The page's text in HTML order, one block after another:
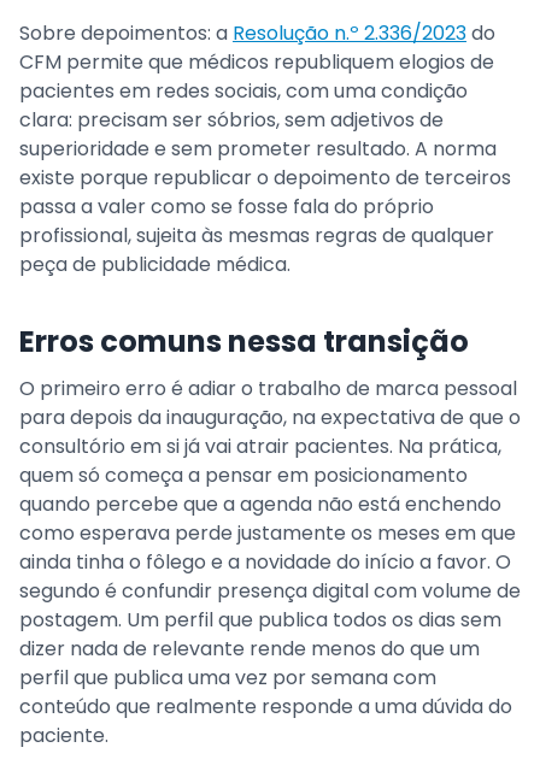
Sobre depoimentos: a Resolução n.º 2.336/2023do
CFM permite que médicos republiquem elogios de
pacientes em redes sociais, com uma condição
clara: precisam ser sóbrios, sem adjetivos de
superioridade e sem prometer resultado. A norma
existe porque republicar o depoimento de terceiros
passa a valer como se fosse fala do próprio
profissional, sujeita às mesmas regras de qualquer
peça de publicidade médica.
Erros comuns nessa transição
O primeiro erro é adiar o trabalho de marca pessoal
para depois da inauguração, na expectativa de que o
consultório em si já vai atrair pacientes. Na prática,
quem só começa a pensar em posicionamento
quando percebe que a agenda não está enchendo
como esperava perde justamente os meses em que
ainda tinha o fôlego e a novidade do início a favor. O
segundo é confundir presença digital com volume de
postagem. Um perfil que publica todos os dias sem
dizer nada de relevante rende menos do que um
perfil que publica uma vez por semana com
conteúdo que realmente responde a uma dúvida do
paciente.